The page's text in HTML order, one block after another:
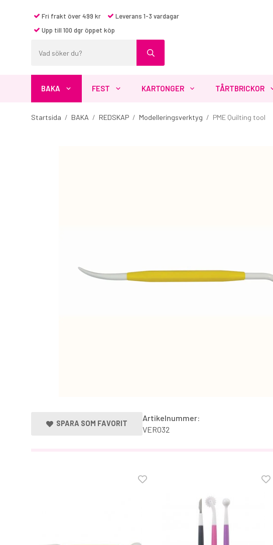
Fri frakt över 499 kr
Leverans 1-3 vardagar
Upp till 100 dgr öppet köp
BAKA FEST KARTONGER TÅRTBRICKOR
Startsida / BAKA / REDSKAP / Modelleringsverktyg / PME Quilting tool
SPARA SOM FAVORIT
Artikelnummer:
VER032